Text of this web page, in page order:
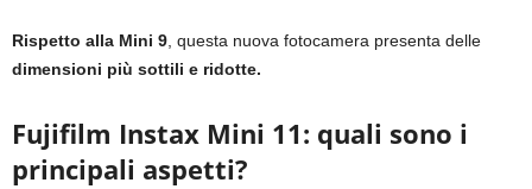
Rispetto alla Mini 9, questa nuova fotocamera presenta delle
dimensioni più sottili e ridotte.
Fujifilm Instax Mini 11: quali sono i
principali aspetti?